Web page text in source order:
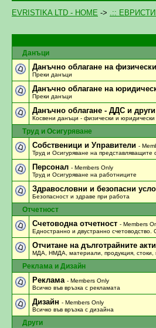
EVRISTIKA LTD - HOME -> .::
Данъци
Данъчно облагане на
Преки данъци
Данъчно облагане на
Преки данъци
Данъчно облагане - ДДС и други
Косвени данъци - физически и юридически
Труд и Осигуряване
Собственици и Управители -
Труд и Осигуряване на
Персонал - Members Only
Труд и Осигуряване на работниците
Здравословни и безопасни
Безопасност и здраве при работа
Отчетност
Счетоводна отчетност - Members
Едностранно и двустранно
Отчитане на дълготрайните
МДА, НМДА, материали, продукция, стоки,
Реклама и Дизайн
Реклама - Members Only
Всичко във връзка с рекламата
Дизайн - Members Only
Всичко във връзка с дизайна
Други